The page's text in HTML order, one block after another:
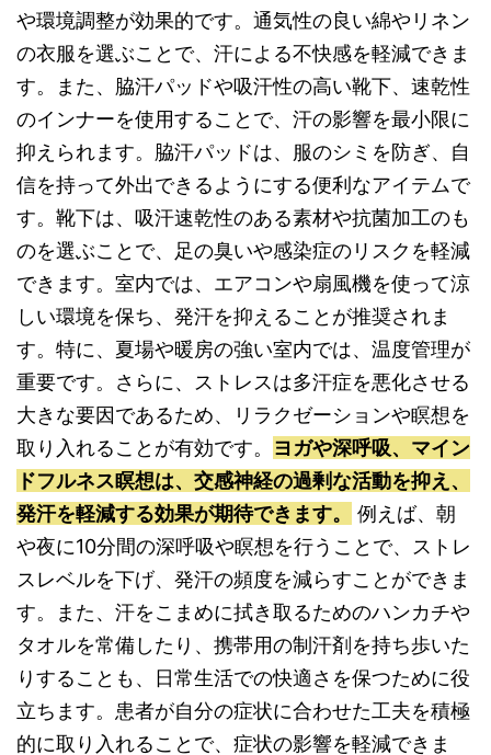
や環境調整が効果的です。通気性の良い綿やリネン
の衣服を選ぶことで、汗による不快感を軽減できま
す。また、脇汗パッドや吸汗性の高い靴下、速乾性
のインナーを使用することで、汗の影響を最小限に
抑えられます。脇汗パッドは、服のシミを防ぎ、自
信を持って外出できるようにする便利なアイテムで
す。靴下は、吸汗速乾性のある素材や抗菌加工のも
のを選ぶことで、足の臭いや感染症のリスクを軽減
できます。室内では、エアコンや扇風機を使って涼
しい環境を保ち、発汗を抑えることが推奨されま
す。特に、夏場や暖房の強い室内では、温度管理が
重要です。さらに、ストレスは多汗症を悪化させる
大きな要因であるため、リラクゼーションや瞑想を
取り入れることが有効です。 ヨガや深呼吸、マイン
ドフルネス瞑想は、交感神経の過剰な活動を抑え、
発汗を軽減する効果が期待できます。
例えば、朝
や夜に10分間の深呼吸や瞑想を行うことで、ストレ
スレベルを下げ、発汗の頻度を減らすことができま
す。また、汗をこまめに拭き取るためのハンカチや
タオルを常備したり、携帯用の制汗剤を持ち歩いた
りすることも、日常生活での快適さを保つために役
立ちます。患者が自分の症状に合わせた工夫を積極
的に取り入れることで、症状の影響を軽減できま